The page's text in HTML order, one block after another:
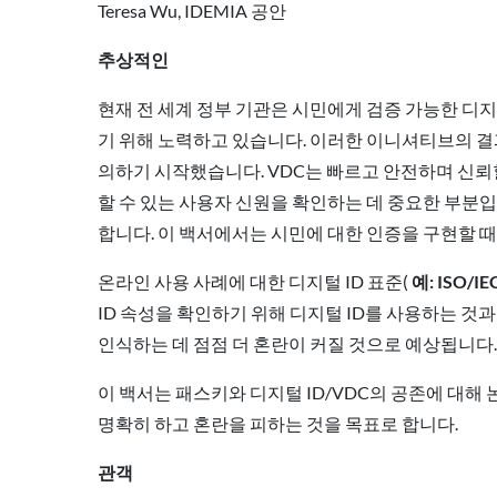
Teresa Wu, IDEMIA 공안
추상적인
현재 전 세계 정부 기관은 시민에게 검증 가능한 디
기 위해 노력하고 있습니다. 이러한 이니셔티브의
의하기 시작했습니다. VDC는 빠르고 안전하며 신
할 수 있는 사용자 신원을 확인하는 데 중요한 부분
합니다. 이 백서에서는 시민에 대한 인증을 구현할
온라인 사용 사례에 대한 디지털 ID 표준( 예: ISO/
ID 속성을 확인하기 위해 디지털 ID를 사용하는 것
인식하는 데 점점 더 혼란이 커질 것으로 예상됩니다.
이 백서는 패스키와 디지털 ID/VDC의 공존에 대해
명확히 하고 혼란을 피하는 것을 목표로 합니다.
관객